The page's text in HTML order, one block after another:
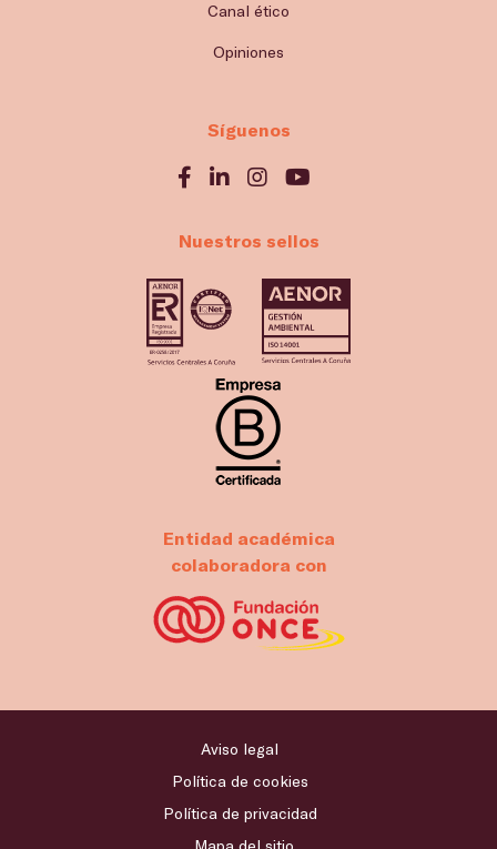
Canal ético
Opiniones
Síguenos
Nuestros sellos
Entidad académica
colaboradora con
Aviso legal
Política de cookies
Política de privacidad